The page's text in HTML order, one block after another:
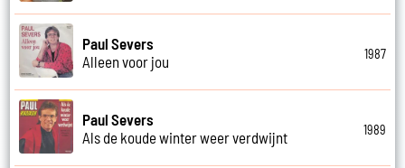
Paul Severs
Alleen voor jou
1987
Paul Severs
Als de koude winter weer verdwijnt
1989